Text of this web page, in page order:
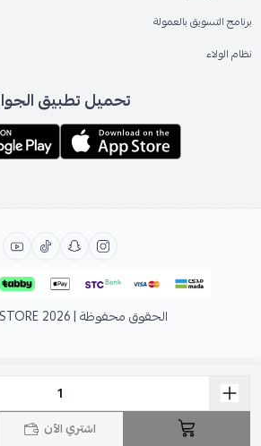
اشتري الآن
برنامج التسويق بالعمولة
نظام الولاء
تحميل تطبيق
الحقوق محفوظة | 2026